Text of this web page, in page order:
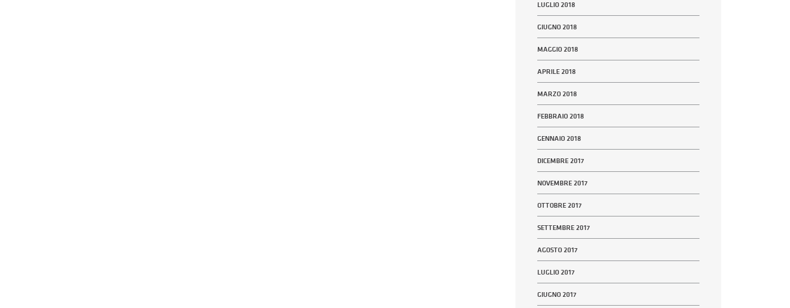
LUGLIO 2018
GIUGNO 2018
MAGGIO 2018
APRILE 2018
MARZO 2018
FEBBRAIO 2018
GENNAIO 2018
DICEMBRE 2017
NOVEMBRE 2017
OTTOBRE 2017
SETTEMBRE 2017
AGOSTO 2017
LUGLIO 2017
GIUGNO 2017